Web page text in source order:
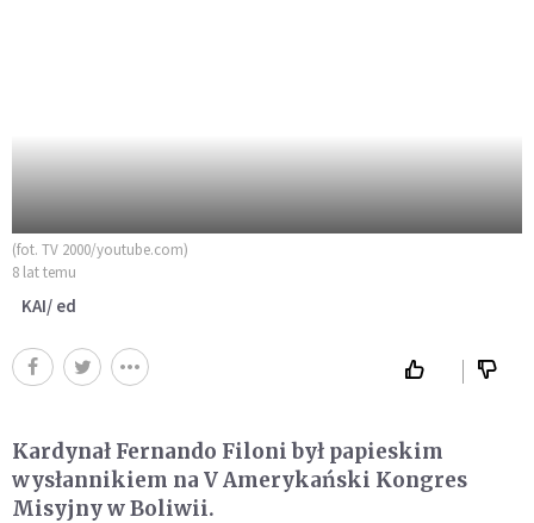
(fot. TV 2000/youtube.com)
8 lat temu
KAI/ ed
Kardynał Fernando Filoni był papieskim
wysłannikiem na V Amerykański Kongres
Misyjny w Boliwii.